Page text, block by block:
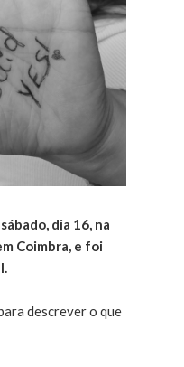
dia 16, na
Coimbra, e foi
descrever o que